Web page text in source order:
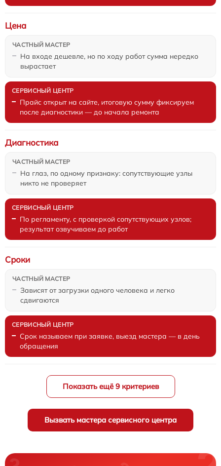
На входе дешевле, но по ходу работ сумма нередко
вырастает
Цена
Прайс открыт на сайте, итоговую сумму фиксируем
после диагностики — до начала ремонта
На глаз, по одному признаку: сопутствующие узлы
никто не проверяет
Диагностика
По регламенту, с проверкой сопутствующих узлов;
результат озвучиваем до работ
Зависят от загрузки одного человека и легко
сдвигаются
Сроки
Срок называем при заявке, выезд мастера — в день
обращения
Показать ещё 9 критериев
Вызвать мастера сервисного центра